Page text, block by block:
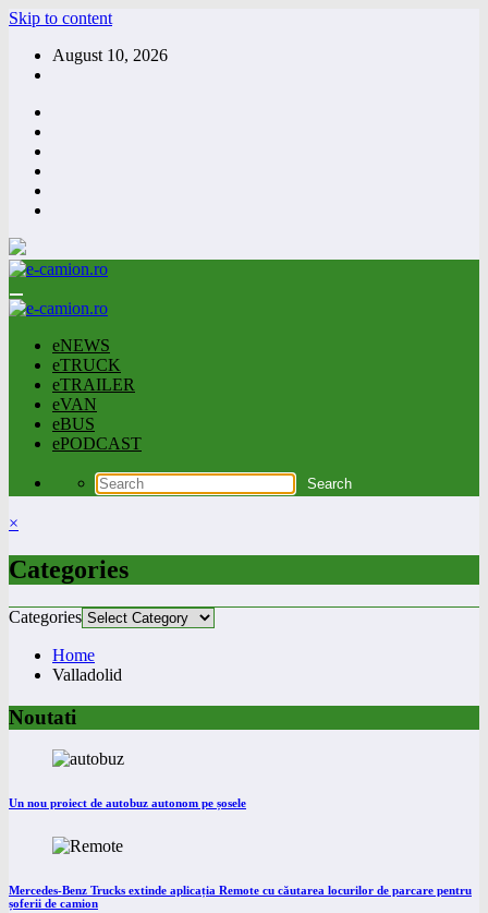
Skip to content
August 10, 2026
eNEWS
eTRUCK
eTRAILER
eVAN
eBUS
ePODCAST
×
Categories
Categories
Home
Valladolid
Noutati
Un nou proiect de autobuz autonom pe șosele
Mercedes-Benz Trucks extinde aplicația Remote cu căutarea locurilor de parcare pentru
șoferii de camion